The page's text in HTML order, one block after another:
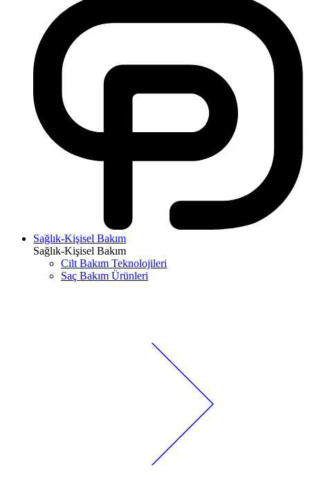
Sağlık-Kişisel Bakım
Sağlık-Kişisel Bakım
Cilt Bakım Teknolojileri
Saç Bakım Ürünleri